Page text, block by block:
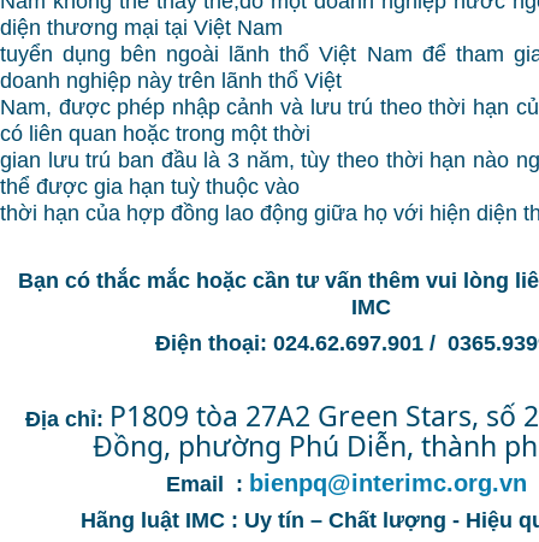
diện thương mại tại Việt Nam
tuyển dụng bên ngoài lãnh thổ Việt Nam để tham
doanh nghiệp này trên lãnh thổ Việt
Nam, được phép nhập cảnh và lưu trú theo thời hạn
có liên quan hoặc trong một thời
gian lưu trú ban đầu là 3 năm, tùy theo thời hạn nào
thể được gia hạn tuỳ thuộc vào
thời hạn của hợp đồng lao động giữa họ với hiện diện
Bạn có thắc mắc hoặc cần tư vấn thêm vui lòng
IMC
Điện thoại: 024.62.697.901 /
Địa chỉ: P1809 tòa 27A2 Green Stars, số
Đồng, phường Phú Diễn, thành
Email : bienpq@interimc.org.vn
Hãng luật IMC : Uy tín – Chất lượng - Hiệu